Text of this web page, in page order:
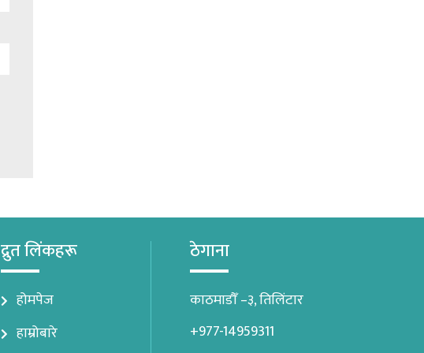
द्रुत लिंकहरू
होमपेज
हाम्रोबारे
ठेगाना
काठमाडौँ –३, तिलिंटार
+977-14959311